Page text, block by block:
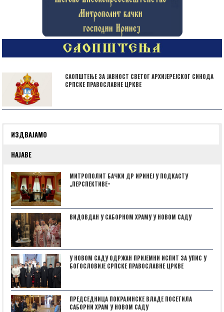
САОПШТЕЊЕ ЗА ЈАВНОСТ СВЕТОГ АРХИЈЕРЕЈСКОГ СИНОДА
СРПСКЕ ПРАВОСЛАВНЕ ЦРКВЕ
ИЗДВАЈАМО
НАЈАВЕ
МИТРОПОЛИТ БАЧКИ ДР ИРИНЕЈ У ПОДКАСТУ
„ПЕРСПЕКТИВЕˮ
ВИДОВДАН У САБОРНОМ ХРАМУ У НОВОМ САДУ
У НОВОМ САДУ ОДРЖАН ПРИЈЕМНИ ИСПИТ ЗА УПИС У
БОГОСЛОВИЈЕ СРПСКЕ ПРАВОСЛАВНЕ ЦРКВЕ
ПРЕДСЕДНИЦА ПОКРАЈИНСКЕ ВЛАДЕ ПОСЕТИЛА
САБОРНИ ХРАМ У НОВОМ САДУ